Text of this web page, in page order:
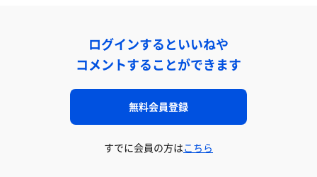
ログインするといいねや
コメントすることができます
無料会員登録
すでに会員の方はこちら